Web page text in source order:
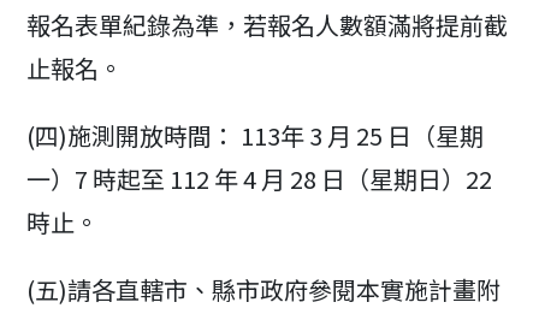
報名表單紀錄為準，若報名人數額滿將提前截
止報名。
(四)施測開放時間： 113年 3 月 25 日（星期
一）7 時起至 112 年 4 月 28 日（星期日）22
時止。
(五)請各直轄市、縣市政府參閱本實施計畫附